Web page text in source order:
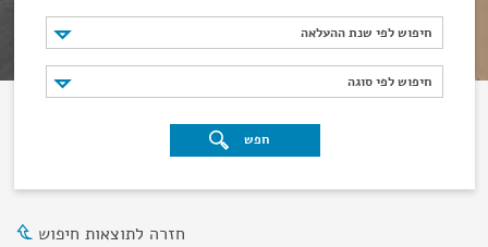
חיפוש לפי שנת ההעלאה
חיפוש לפי שנת ההעלאה
חיפוש לפי סוגה
חיפוש לפי סוגה
חפש
חזרה לתוצאות חיפוש